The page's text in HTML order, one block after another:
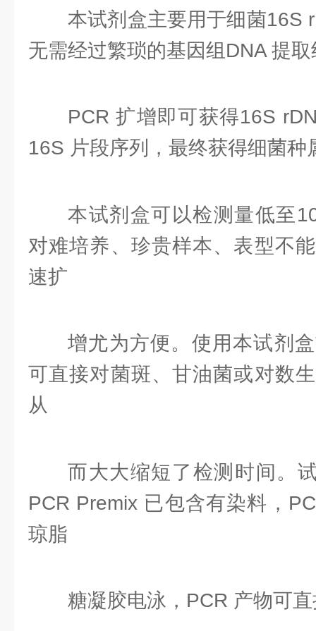
本试剂盒主要用于细菌16S
无需经过繁琐的基因组DNA 提
PCR 扩增即可获得16S
16S 片段序列，最终获得细菌种
本试剂盒可以检测量低至
对难培养、珍贵样本、表型不
速扩
增尤为方便。使用本试剂
可直接对菌斑、甘油菌或对数
从
而大大缩短了检测时间。
PCR Premix 已包含有染料，
琼脂
糖凝胶电泳，PCR 产物可